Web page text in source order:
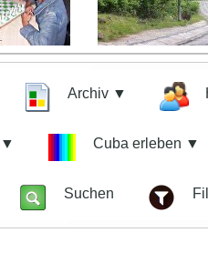
Archiv ▼
▼ Cuba erleben ▼
Suchen